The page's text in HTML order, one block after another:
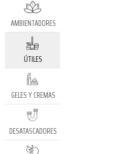
AMBIENTADORES
ÚTILES
GELES Y CREMAS
DESATASCADORES